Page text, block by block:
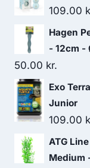
109.00
Hagen
- 12cm -
50.00 kr.
Exo
Junior
109.00
ATG
Medium